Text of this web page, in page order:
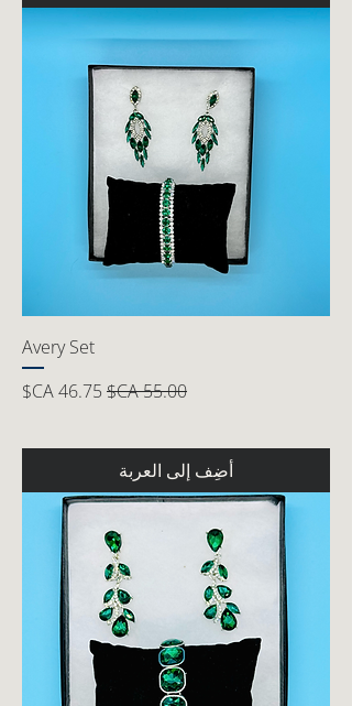
Avery Set
سعر عادي سعر البيع
أضِف إلى العربة